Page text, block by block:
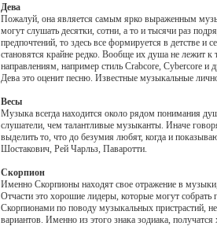
Дева
Пожалуй, она является самым ярко выраженным
могут слушать десятки, сотни, а то и тысячи раз
предпочтений, то здесь все формируется в детстве
становятся крайне редко. Вообще их душа не лежит
направлениям, например стиль Crabcore, Cybercore и
Дева это оценит песню. Известные музыкальные
Весы
Музыка всегда находится около рядом понимания
слушатели, чем талантливые музыканты. Иначе
выделить то, что до безумия любят, когда и
Шостакович, Рей Чарльз, Паваротти.
Скорпион
Именно Скорпионы находят свое отражение в
Отчасти это хорошие лидеры, которые могут собрать
Скорпионами по поводу музыкальных пристрастий,
вариантов. Именно из этого знака зодиака,